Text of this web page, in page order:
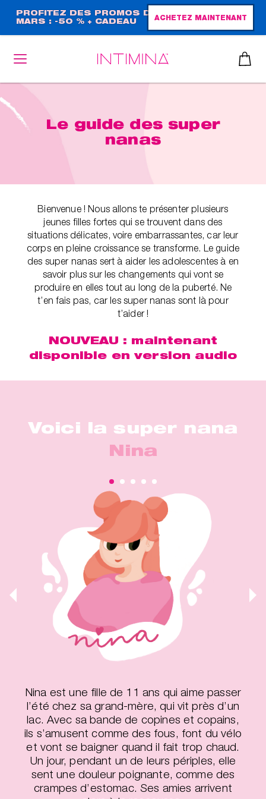
contenu
principal
PROFITEZ DES PROMOS DE
MARS : -50 % + CADEAU
ACHETEZ MAINTENANT
Le guide des super
nanas
Bienvenue ! Nous allons te présenter plusieurs
jeunes filles fortes qui se trouvent dans des
situations délicates, voire embarrassantes, car leur
corps en pleine croissance se transforme. Le guide
des super nanas sert à aider les adolescentes à en
savoir plus sur les changements qui vont se
produire en elles tout au long de la puberté. Ne
t’en fais pas, car les super nanas sont là pour
t’aider !
NOUVEAU : maintenant
disponible en version audio
Voici la super nana
Nina
Nina est une fille de 11 ans qui aime passer
l’été chez sa grand-mère, qui vit près d’un
lac. Avec sa bande de copines et copains,
ils s’amusent comme des fous, font du vélo
et vont se baigner quand il fait trop chaud.
Un jour, pendant un de leurs périples, elle
sent une douleur poignante, comme des
crampes d’estomac. Ses amies arrivent